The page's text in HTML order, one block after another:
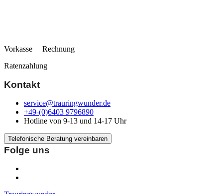
Vorkasse Rechnung
Ratenzahlung
Kontakt
service@trauringwunder.de
+49-(0)6403 9796890
Hotline von 9-13 und 14-17 Uhr
Telefonische Beratung vereinbaren
Folge uns